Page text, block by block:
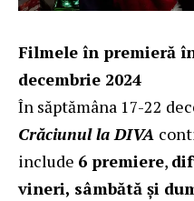
Filmele în premieră
decembrie 2024
În săptămâna 17-22
Crăciunul la DIVA
include 6 premiere,
vineri, sâmbătă și